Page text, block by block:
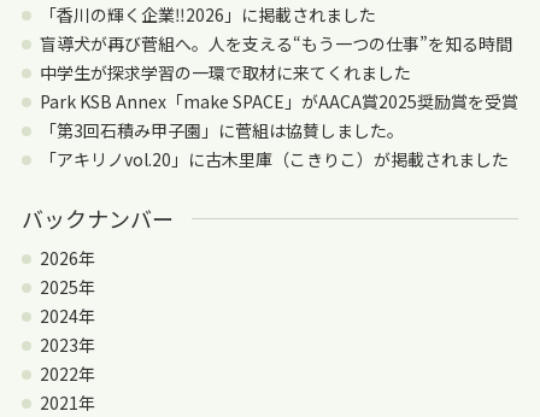
「香川の輝く企業‼2026」に掲載されました
盲導犬が再び菅組へ。人を支える“もう一つの仕事”を知る時間
中学生が探求学習の一環で取材に来てくれました
Park KSB Annex「make SPACE」がAACA賞2025奨励賞を受賞
「第3回石積み甲子園」に菅組は協賛しました。
「アキリノvol.20」に古木里庫（こきりこ）が掲載されました
バックナンバー
2026年
2025年
2024年
2023年
2022年
2021年